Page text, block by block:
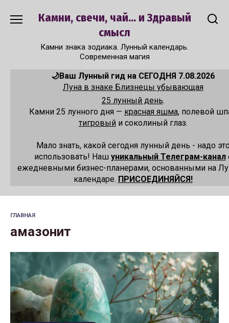
Камни, свечи, чай... и Здравый
смысл
Камни знака зодиака. Лунный календарь.
Современная магия
🌙Ваш Лунный гид на СЕГОДНЯ 7.08.2026
Луна в знаке Близнецы убывающая
25 лунный день.
Камни 25 лунного дня — красная яшма, полевой
тигровыйи соколиный глаз.
Мало знать, какой сегодня лунный день - надо
использовать! Наш уникальный Телеграм-канал
ежедневными бизнес-планерами, основанными на
календаре. ПРИСОЕДИНЯЙСЯ!
ГЛАВНАЯ
амазонит